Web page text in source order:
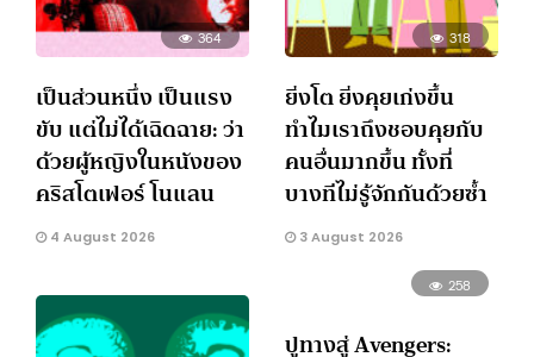
364
เป็นส่วนหนึ่ง เป็นแรง
ขับ แต่ไม่ได้เฉิดฉาย: ว่า
ด้วยผู้หญิงในหนังของ
คริสโตเฟอร์ โนแลน
4 August 2026
318
ยิ่งโต ยิ่งคุยเก่งขึ้น
ทำไมเราถึงชอบคุยกับ
คนอื่นมากขึ้น ทั้งที่
บางทีไม่รู้จักกันด้วยซ้ำ
3 August 2026
258
ปูทางสู่ Avengers: